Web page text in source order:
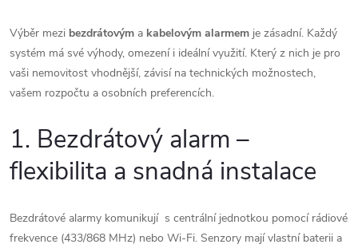
Výběr mezi bezdrátovým a kabelovým alarmem je zásadní. Každý
systém má své výhody, omezení i ideální využití. Který z nich je pro
vaši nemovitost vhodnější, závisí na technických možnostech,
vašem rozpočtu a osobních preferencích.
1. Bezdrátový alarm –
flexibilita a snadná instalace
Bezdrátové alarmy komunikují s centrální jednotkou pomocí rádiové
frekvence (433/868 MHz) nebo Wi-Fi. Senzory mají vlastní baterii a